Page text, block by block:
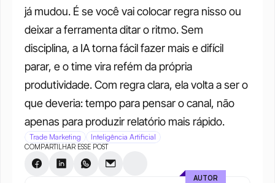
já mudou. É se você vai colocar regra nisso ou
deixar a ferramenta ditar o ritmo. Sem
disciplina, a IA torna fácil fazer mais e difícil
parar, e o time vira refém da própria
produtividade. Com regra clara, ela volta a ser o
que deveria: tempo para pensar o canal, não
apenas para produzir relatório mais rápido.
Trade Marketing Inteligência Artificial
COMPARTILHAR ESSE POST
AUTOR